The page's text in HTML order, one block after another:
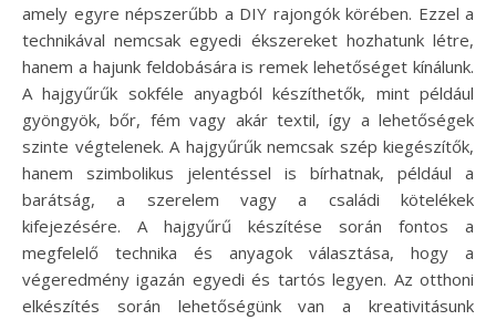
amely egyre népszerűbb a DIY rajongók körében. Ezzel a
technikával nemcsak egyedi ékszereket hozhatunk létre,
hanem a hajunk feldobására is remek lehetőséget kínálunk.
A hajgyűrűk sokféle anyagból készíthetők, mint például
gyöngyök, bőr, fém vagy akár textil, így a lehetőségek
szinte végtelenek. A hajgyűrűk nemcsak szép kiegészítők,
hanem szimbolikus jelentéssel is bírhatnak, például a
barátság, a szerelem vagy a családi kötelékek
kifejezésére. A hajgyűrű készítése során fontos a
megfelelő technika és anyagok választása, hogy a
végeredmény igazán egyedi és tartós legyen. Az otthoni
elkészítés során lehetőségünk van a kreativitásunk